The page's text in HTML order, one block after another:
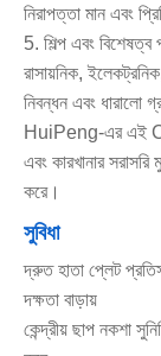
নিরাপত্তা মান এবং
5. শিল্প এবং বিশেষত্ব
রাসায়নিক,
নিবন্ধন এবং ধারালো
HuiPeng-এর এই CI
এবং কারখানার সরাসরি
করে।
সুবিধা
দ্রুত হাতা প্লেট
দক্ষতা বাড়ায়
কেন্দ্রীয় ছাপ নকশা